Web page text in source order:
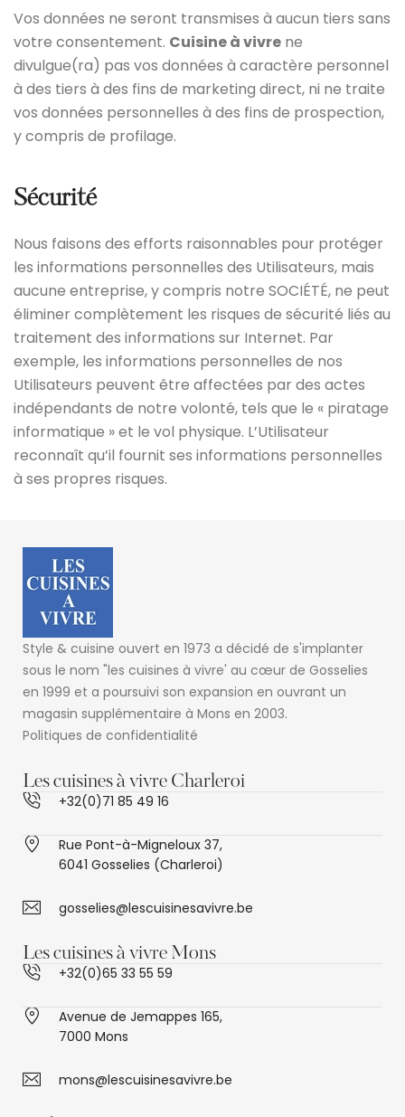
Vos données ne seront transmises à aucun tiers sans
votre consentement. Cuisine à vivre ne
divulgue(ra) pas vos données à caractère personnel
à des tiers à des fins de marketing direct, ni ne traite
vos données personnelles à des fins de prospection,
y compris de profilage.
Sécurité
Nous faisons des efforts raisonnables pour protéger
les informations personnelles des Utilisateurs, mais
aucune entreprise, y compris notre SOCIÉTÉ, ne peut
éliminer complètement les risques de sécurité liés au
traitement des informations sur Internet. Par
exemple, les informations personnelles de nos
Utilisateurs peuvent être affectées par des actes
indépendants de notre volonté, tels que le « piratage
informatique » et le vol physique. L’Utilisateur
reconnaît qu’il fournit ses informations personnelles
à ses propres risques.
Style & cuisine ouvert en 1973 a décidé de s'implanter
sous le nom "les cuisines à vivre' au cœur de Gosselies
en 1999 et a poursuivi son expansion en ouvrant un
magasin supplémentaire à Mons en 2003.
Politiques de confidentialité
Les cuisines à vivre Charleroi
+32(0)71 85 49 16
Rue Pont-à-Migneloux 37,
6041 Gosselies (Charleroi)
gosselies@lescuisinesavivre.be
Les cuisines à vivre Mons
+32(0)65 33 55 59
Avenue de Jemappes 165,
7000 Mons
mons@lescuisinesavivre.be